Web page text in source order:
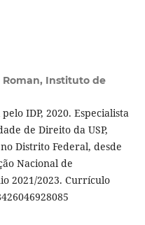
Instituto de
IDP, 2020. Especialista
de Direito da USP,
Distrito Federal, desde
Nacional de
2021/2023. Currículo